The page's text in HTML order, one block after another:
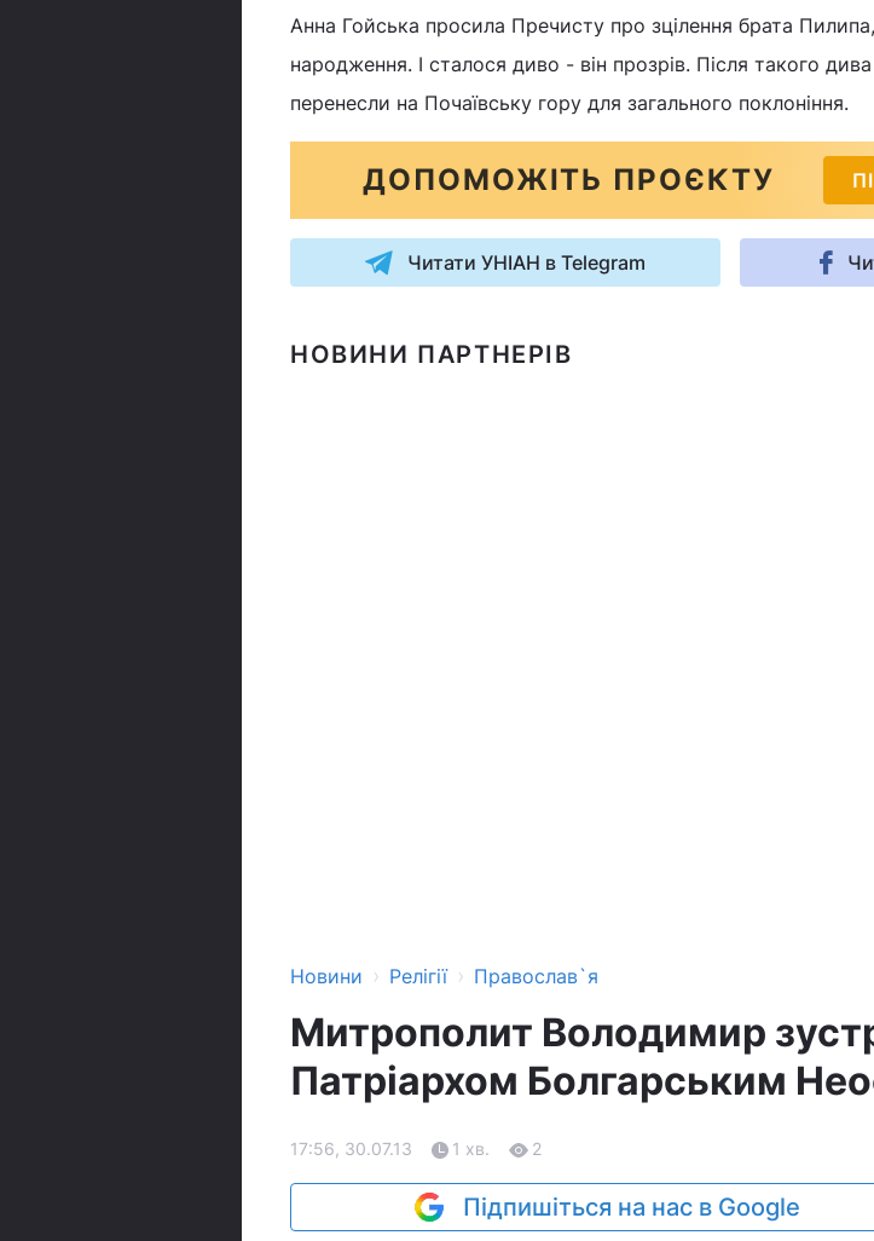
Анна Гойська просила Пречисту про зцілення брата
народження. І сталося диво - він прозрів. Після такого
перенесли на Почаївську гору для загального поклоніння.
ДОПОМОЖІТЬ ПРОЄКТУ
Читати УНІАН в Telegram
НОВИНИ ПАРТНЕРІВ
Новини › Релігії › Православ`я
Митрополит Володимир
Патріархом Болгарським
17:56, 30.07.13 1 хв. 2
Підпишіться на нас в Google